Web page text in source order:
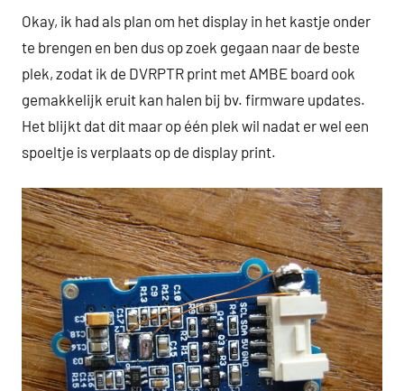
Okay, ik had als plan om het display in het kastje onder
te brengen en ben dus op zoek gegaan naar de beste
plek, zodat ik de DVRPTR print met AMBE board ook
gemakkelijk eruit kan halen bij bv. firmware updates.
Het blijkt dat dit maar op één plek wil nadat er wel een
spoeltje is verplaats op de display print.